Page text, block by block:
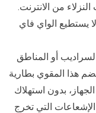
من الانترنت.
يستطيع الواي فاي
أو المناطق
هذا المقوي بطارية
بدون استهلاك
التي تخرج